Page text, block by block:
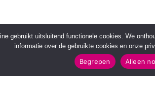
gebruikt uitsluitend functionele cookies. We
informatie over de gebruikte cookies en onze
Begrepen Alleen